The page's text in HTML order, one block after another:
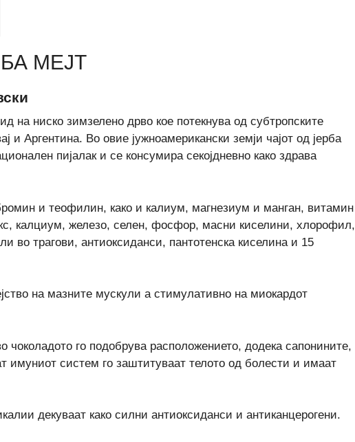
МЕЈТ
на ниско зимзелено дрво кое потекнува од субтропските
и Аргентина. Во овие јужноамерикански земји чајот од јерба
пијалак и се консумира секојдневно како здрава
и теофилин, како и калиум, магнезиум и манган, витамин
калциум, железо, селен, фосфор, масни киселини, хлорофил,
трагови, антиоксиданси, пантотенска киселина и 15
на мазните мускули а стимулативно на миокардот
чоколадото го подобрува расположението, додека сапонините,
имуниот систем го заштитуваат телото од болести и имаат
декуваат како силни антиоксиданси и антиканцерогени.